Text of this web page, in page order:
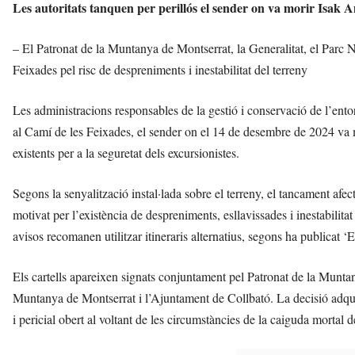
Les autoritats tanquen per perillós el sender on va morir Isak
– El Patronat de la Muntanya de Montserrat, la Generalitat, el Parc
Feixades pel risc de despreniments i inestabilitat del terreny
Les administracions responsables de la gestió i conservació de
al Camí de les Feixades, el sender on el 14 de desembre de 2024
existents per a la seguretat dels excursionistes.
Segons la senyalització instal·lada sobre el terreny, el tancament
motivat per l’existència de despreniments, esllavissades i
avisos recomanen utilitzar itineraris alternatius, segons ha publicat
Els cartells apareixen signats conjuntament pel Patronat de la
Muntanya de Montserrat i l’Ajuntament de Collbató. La decisió
i pericial obert al voltant de les circumstàncies de la caiguda mortal